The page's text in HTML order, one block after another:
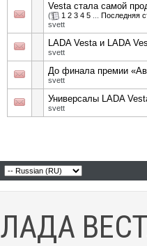
Vesta стала самой
( 1 2 3 4 5 Последняя
svett
LADA Vesta и LADA
svett
До финала премии
svett
Универсалы LADA
svett
ЛАДА